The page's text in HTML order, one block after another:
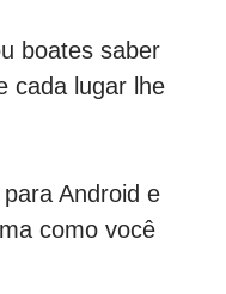
boates saber
cada lugar lhe
Android e
como você